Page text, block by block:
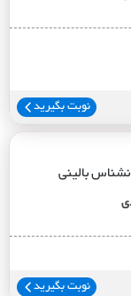
نوبت بگیرید
بالینی
نوبت بگیرید